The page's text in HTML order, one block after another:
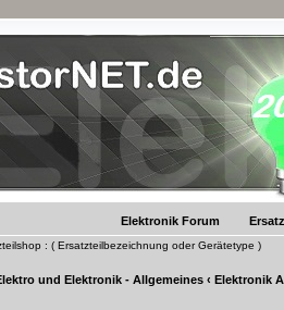
Elektronik Forum
: ( Ersatzteilbezeichnung oder Gerätetype )
und Elektronik - Allgemeines ‹ Elektronik